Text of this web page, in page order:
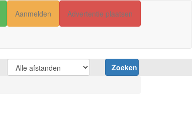
Aanmelden Advertentie plaatsen
Zoeken